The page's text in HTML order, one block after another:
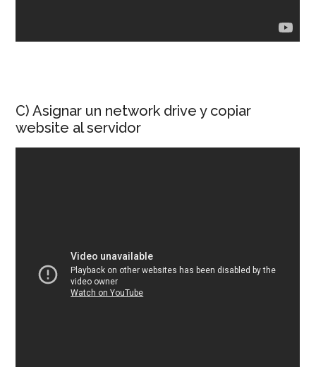
C) Asignar un network drive y copiar
website al servidor